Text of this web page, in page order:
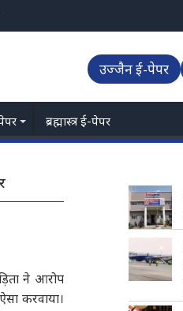
ठगी, टिकट निकला फर्जी
उज्जैन ई-पेपर
ब्रह्मास्त्र ई-पेपर
ने आरोप
करवाया।